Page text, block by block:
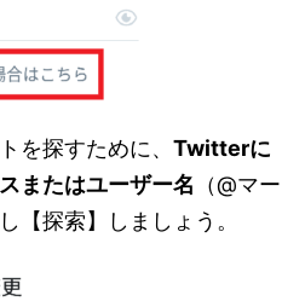
を探すために、 Twitterに
またはユーザー名 （@マー
【探索】しましょう。